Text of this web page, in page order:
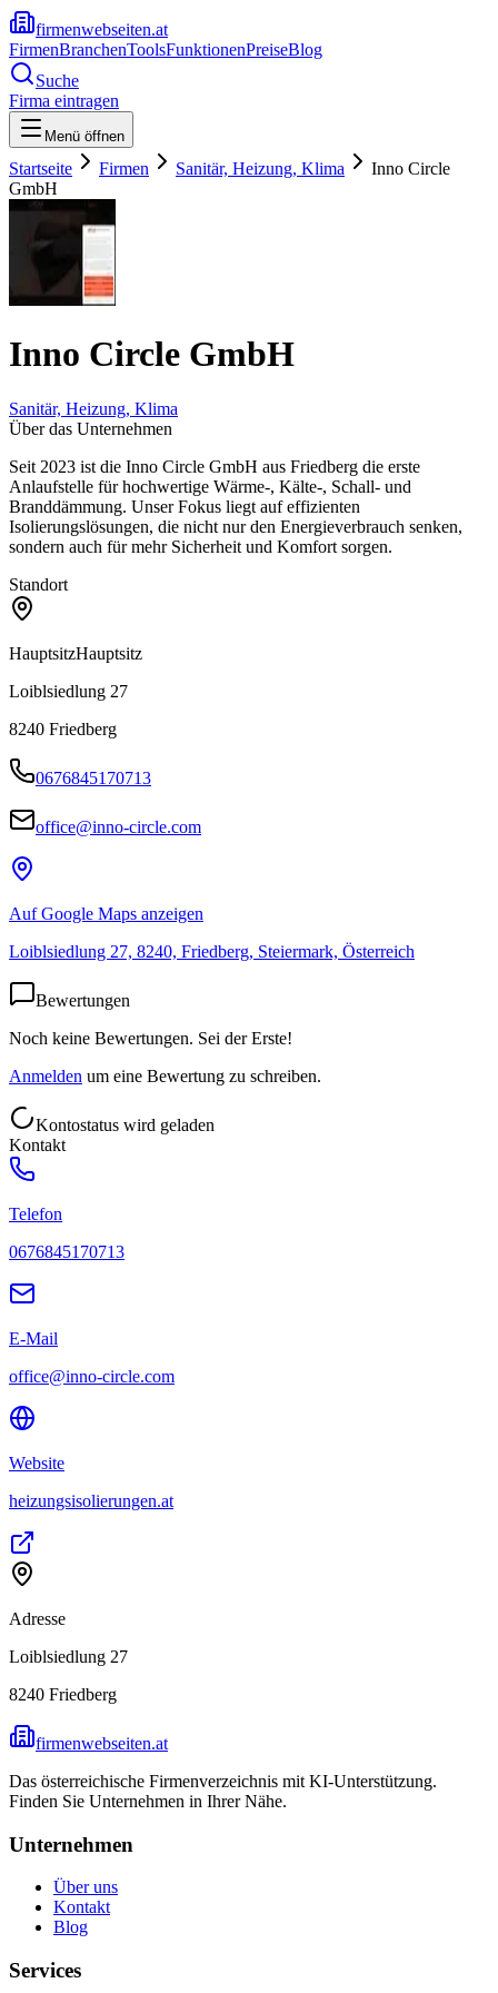
firmenwebseiten.at
FirmenBranchenToolsFunktionenPreiseBlog
Suche
Firma eintragen
Menü öffnen
Startseite Firmen Sanitär, Heizung, Klima
Inno Circle
GmbH
Inno Circle GmbH
Sanitär, Heizung, Klima
Über das Unternehmen
Seit 2023 ist die Inno Circle GmbH aus Friedberg die erste
Anlaufstelle für hochwertige Wärme-, Kälte-, Schall- und
Branddämmung. Unser Fokus liegt auf effizienten
Isolierungslösungen, die nicht nur den Energieverbrauch senken,
sondern auch für mehr Sicherheit und Komfort sorgen.
Standort
HauptsitzHauptsitz
Loiblsiedlung 27
8240 Friedberg
0676845170713
office@inno-circle.com
Auf Google Maps anzeigen
Loiblsiedlung 27, 8240, Friedberg, Steiermark, Österreich
Bewertungen
Noch keine Bewertungen. Sei der Erste!
Anmelden um eine Bewertung zu schreiben.
Kontostatus wird geladen
Kontakt
Telefon
0676845170713
E-Mail
office@inno-circle.com
Website
heizungsisolierungen.at
Adresse
Loiblsiedlung 27
8240 Friedberg
firmenwebseiten.at
Das österreichische Firmenverzeichnis mit KI-Unterstützung.
Finden Sie Unternehmen in Ihrer Nähe.
Unternehmen
Über uns
Kontakt
Blog
Services